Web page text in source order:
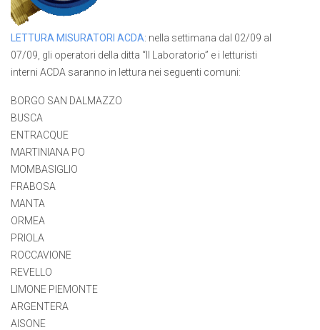
LETTURA MISURATORI ACDA: nella settimana dal 02/09 al
07/09, gli operatori della ditta “Il Laboratorio” e i letturisti
interni ACDA saranno in lettura nei seguenti comuni:
BORGO SAN DALMAZZO
BUSCA
ENTRACQUE
MARTINIANA PO
MOMBASIGLIO
FRABOSA
MANTA
ORMEA
PRIOLA
ROCCAVIONE
REVELLO
LIMONE PIEMONTE
ARGENTERA
AISONE